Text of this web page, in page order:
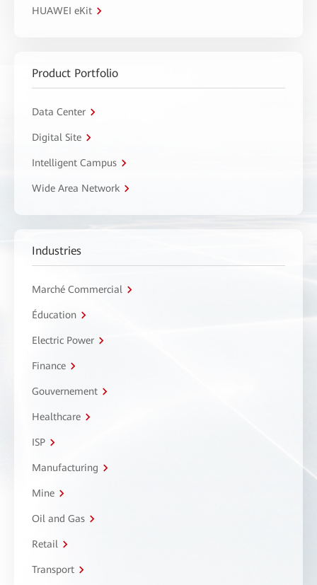
HUAWEI eKit
Product Portfolio
Data Center
Digital Site
Intelligent Campus
Wide Area Network
Industries
Marché Commercial
Éducation
Electric Power
Finance
Gouvernement
Healthcare
ISP
Manufacturing
Mine
Oil and Gas
Retail
Transport